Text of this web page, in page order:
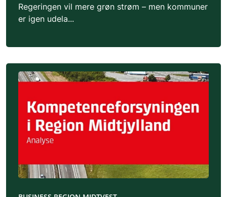
Regeringen vil mere grøn strøm – men kommuner
er igen udela...